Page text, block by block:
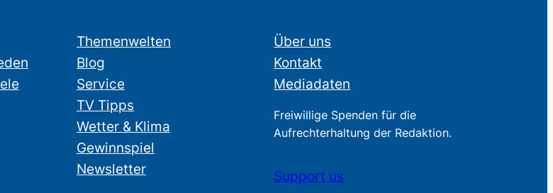
Themenwelten
Blog
Service
TV Tipps
Wetter & Klima
Gewinnspiel
Newsletter
Über uns
Kontakt
Mediadaten
Freiwillige Spenden für die
Aufrechterhaltung der Redaktion.
Support us